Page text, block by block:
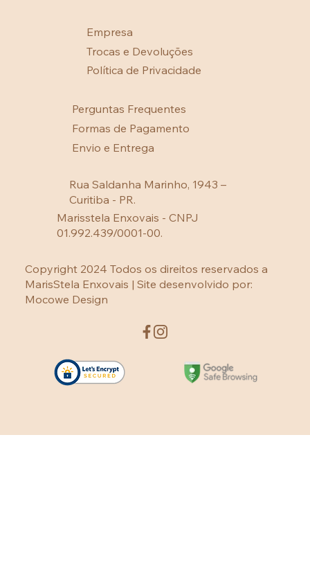
Copyright 2024 Todos os direitos reservados a
MarisStela Enxovais | Site desenvolvido por:
Mocowe Design
Empresa
Trocas e Devoluções
Política de Privacidade
Perguntas Frequentes
Formas de Pagamento
Envio e Entrega
Rua Saldanha Marinho, 1943 –
Curitiba - PR.
Marisstela Enxovais - CNPJ
01.992.439/0001-00.